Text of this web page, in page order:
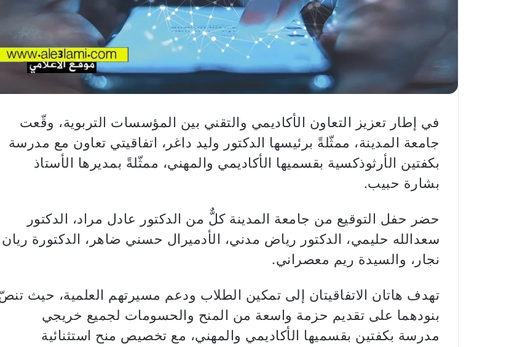
في إطار تعزيز التعاون الأكاديمي والتقني بين المؤسسات التربوية، وقّعت
جامعة المدينة، ممثّلةً برئيسها الدكتور وليد داغر، اتفاقيتي تعاون مع مدرسة
بكفتين الأرثوذكسية بقسميها الأكاديمي والمهني، ممثّلةً بمديرها الأستاذ
بشارة حبيب.
حضر حفل التوقيع من جامعة المدينة كلٌّ من الدكتور عادل مراد، الدكتور
سعدالله حليمي، الدكتور رياض مدني، الأدميرال حسني ضاهر، الدكتورة ريان
نجار، والسيدة ريم معصراني.
تهدف هاتان الاتفاقيتان إلى تمكين الطلاب ودعم مسيرتهم العلمية، حيث
بنودهما على تقديم حزمة واسعة من المنح والحسومات لجميع خريجي
مدرسة بكفتين بقسميها الأكاديمي والمهني، مع تخصيص منح استثنائية